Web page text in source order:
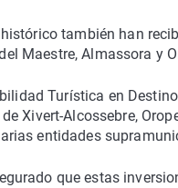
también han
Maestre, Almassora y
Turística en
Xivert-Alcossebre,
entidades
que estas